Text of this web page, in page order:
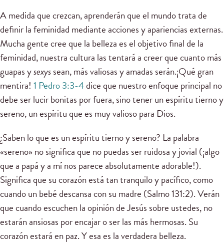
A medida que crezcan, aprenderán que el mundo trata de
definir la feminidad mediante acciones y apariencias externas.
Mucha gente cree que la belleza es el objetivo final de la
feminidad, nuestra cultura las tentará a creer que cuanto más
guapas ysexyssean, más valiosas y amadas serán.¡Qué gran
mentira! 1 Pedro 3:3-4dice que nuestro enfoque principal no
debe ser lucir bonitas por fuera, sino tener un espíritu tierno y
sereno, un espíritu que es muy valioso para Dios.
¿Saben lo que es un espíritu tierno y sereno? La palabra
«sereno» no significa que no puedas ser ruidosa y jovial (¡algo
que a papá y a mí nos parece absolutamente adorable!).
Significa que su corazón está tan tranquilo y pacífico, como
cuando un bebé descansa con su madre (Salmo 131:2). Verán
que cuando escuchen la opinión de Jesús sobre ustedes, no
estarán ansiosas por encajar o ser las más hermosas. Su
corazón estará en paz. Y esa es la verdadera belleza.